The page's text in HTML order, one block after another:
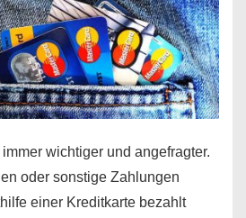
wichtiger und angefragter.
oder sonstige Zahlungen
einer Kreditkarte bezahlt